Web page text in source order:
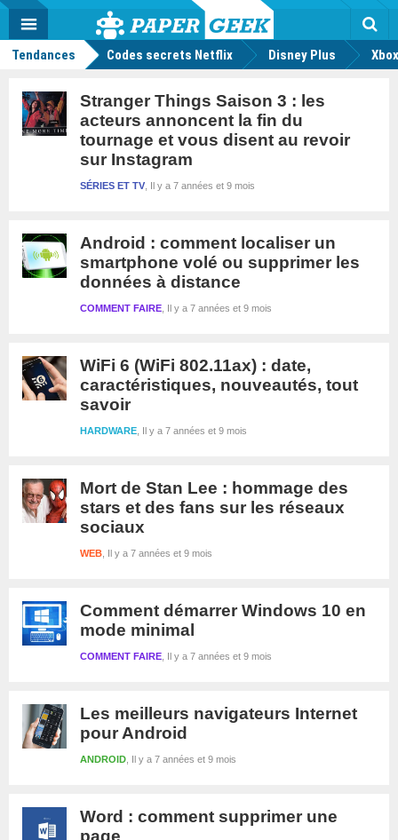
Actu
geek
MENU
Tendances Codes secrets Netflix Disney Plus
Stranger Things Saison 3 : les
acteurs annoncent la fin du
tournage et vous disent au revoir
sur Instagram
Il y a 7 années et 9 mois
SÉRIES ET TV
Android : comment localiser un
smartphone volé ou supprimer les
données à distance
Il y a 7 années et 9 mois
COMMENT FAIRE
WiFi 6 (WiFi 802.11ax) : date,
caractéristiques, nouveautés, tout
savoir
Il y a 7 années et 9 mois
HARDWARE
Mort de Stan Lee : hommage des
stars et des fans sur les réseaux
sociaux
Il y a 7 années et 9 mois
WEB
Comment démarrer Windows 10 en
mode minimal
Il y a 7 années et 9 mois
COMMENT FAIRE
Les meilleurs navigateurs Internet
pour Android
Il y a 7 années et 9 mois
ANDROID
Word : comment supprimer une
page
Mode
FacebookTwitter Youtube